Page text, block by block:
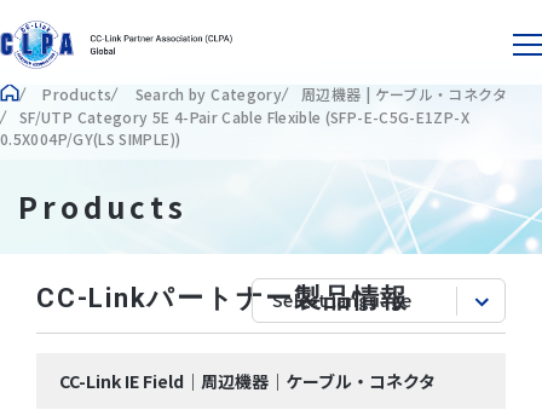
Products Search by Category
周辺機器 | ケーブル・コネクタ
SF/UTP Category 5E 4-Pair Cable Flexible (SFP-E-C5G-E1ZP-X
0.5X004P/GY(LS SIMPLE))
Products
CC-Linkパートナー製品情報
CC-Link IE Field｜周辺機器｜ケーブル・コネクタ